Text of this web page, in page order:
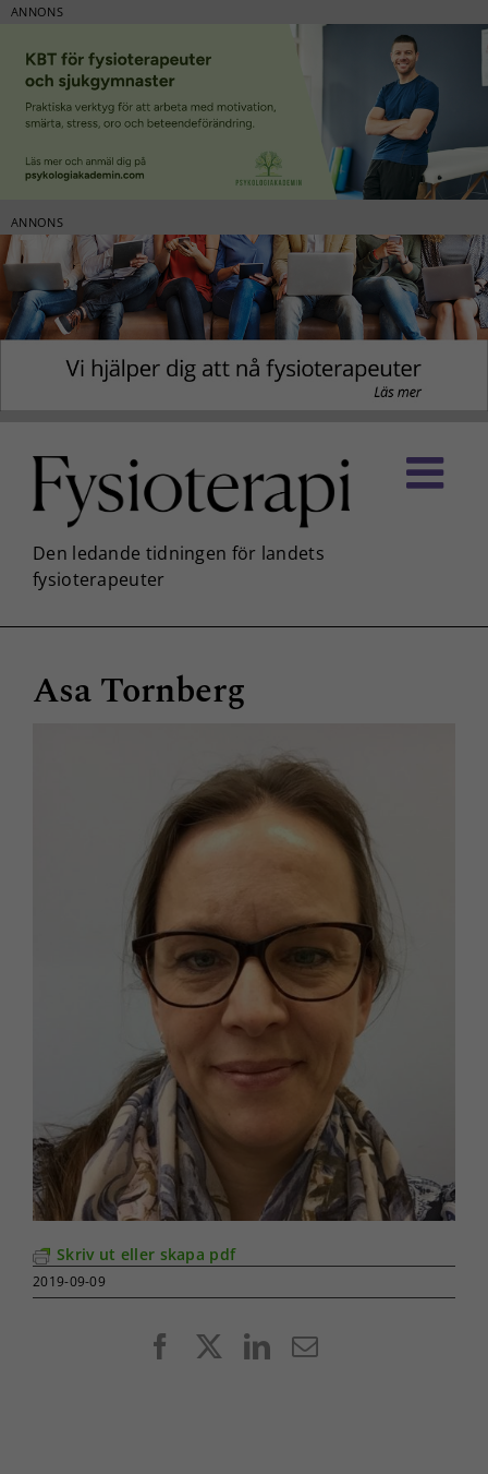
ANNONS
ANNONS
innehållet
Asa Tornberg
Skriv ut eller skapa pdf
2019-09-09
FacebookLinkedIn
E-